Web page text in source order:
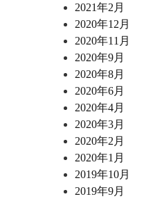
2021年2月
2020年12月
2020年11月
2020年9月
2020年8月
2020年6月
2020年4月
2020年3月
2020年2月
2020年1月
2019年10月
2019年9月